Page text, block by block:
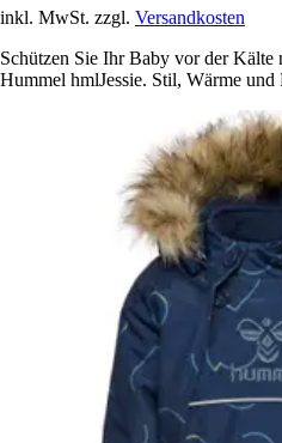
inkl. MwSt. zzgl. Versandkosten
Schützen Sie Ihr Baby vor der
Hummel hmlJessie. Stil, Wärme